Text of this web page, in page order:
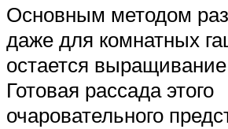
Основным методом
даже для комнатных
остается
Готовая рассада этого
очаровательного